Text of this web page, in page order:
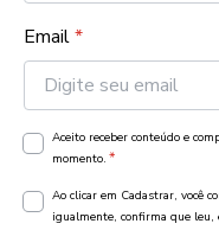
Email*
Aceito receber conteúdo e
momento. *
Ao clicar em Cadastrar, você
igualmente, confirma que leu,